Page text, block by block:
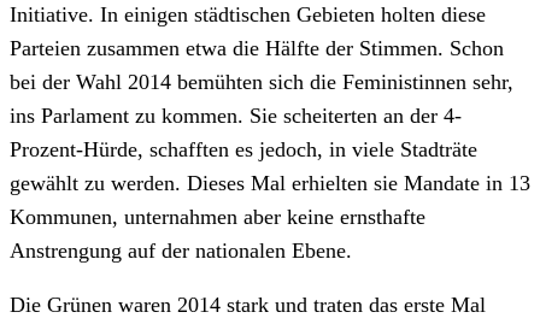
Initiative. In einigen städtischen Gebieten holten diese
Parteien zusammen etwa die Hälfte der Stimmen. Schon
bei der Wahl 2014 bemühten sich die Feministinnen sehr,
ins Parlament zu kommen. Sie scheiterten an der 4-
Prozent-Hürde, schafften es jedoch, in viele Stadträte
gewählt zu werden. Dieses Mal erhielten sie Mandate in 13
Kommunen, unternahmen aber keine ernsthafte
Anstrengung auf der nationalen Ebene.
Die Grünen waren 2014 stark und traten das erste Mal